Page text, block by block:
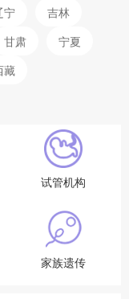
宁
吉林
甘肃
宁夏
藏
试管机构
家族遗传